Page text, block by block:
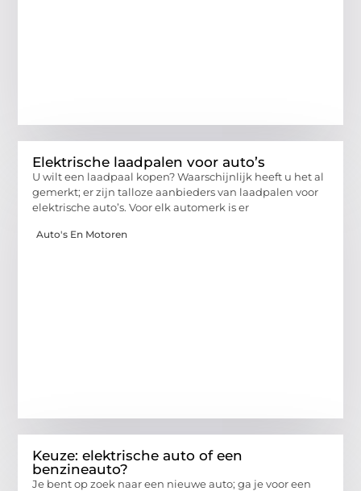
Elektrische laadpalen voor auto’s
U wilt een laadpaal kopen? Waarschijnlijk heeft u het al
gemerkt; er zijn talloze aanbieders van laadpalen voor
elektrische auto’s. Voor elk automerk is er
Auto's En Motoren
Keuze: elektrische auto of een
benzineauto?
Je bent op zoek naar een nieuwe auto; ga je voor een